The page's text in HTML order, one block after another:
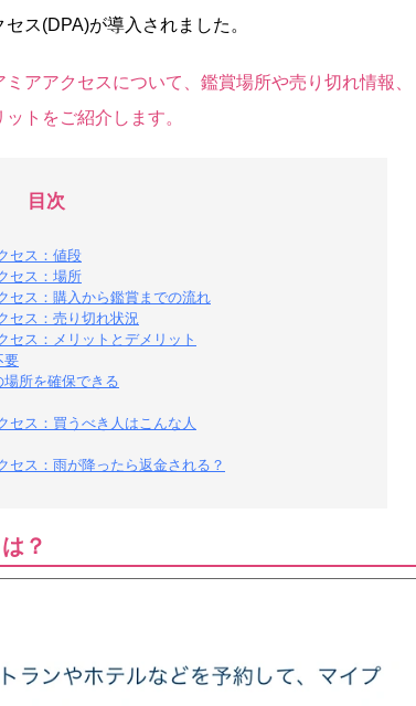
ス(DPA)が導入されました。
アアクセスについて、鑑賞場所や売り切れ情報、
トをご紹介します。
目次
セス：値段
セス：場所
セス：購入から鑑賞までの流れ
セス：売り切れ状況
セス：メリットとデメリット
要
所を確保できる
セス：買うべき人はこんな人
セス：雨が降ったら返金される？
？